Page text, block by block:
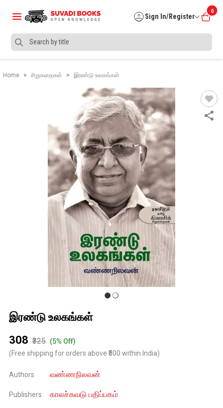
Sign In/Register
0
Home சிறுகதைகள் இரண்டு உலகங்கள்
இரண்டு உலகங்கள்
₹308 ₹325 (5% Off)
(Free shipping for orders above ₹500 within India)
Authors வண்ணநிலவன்
Publishers காலச்சுவடு பதிப்பகம்